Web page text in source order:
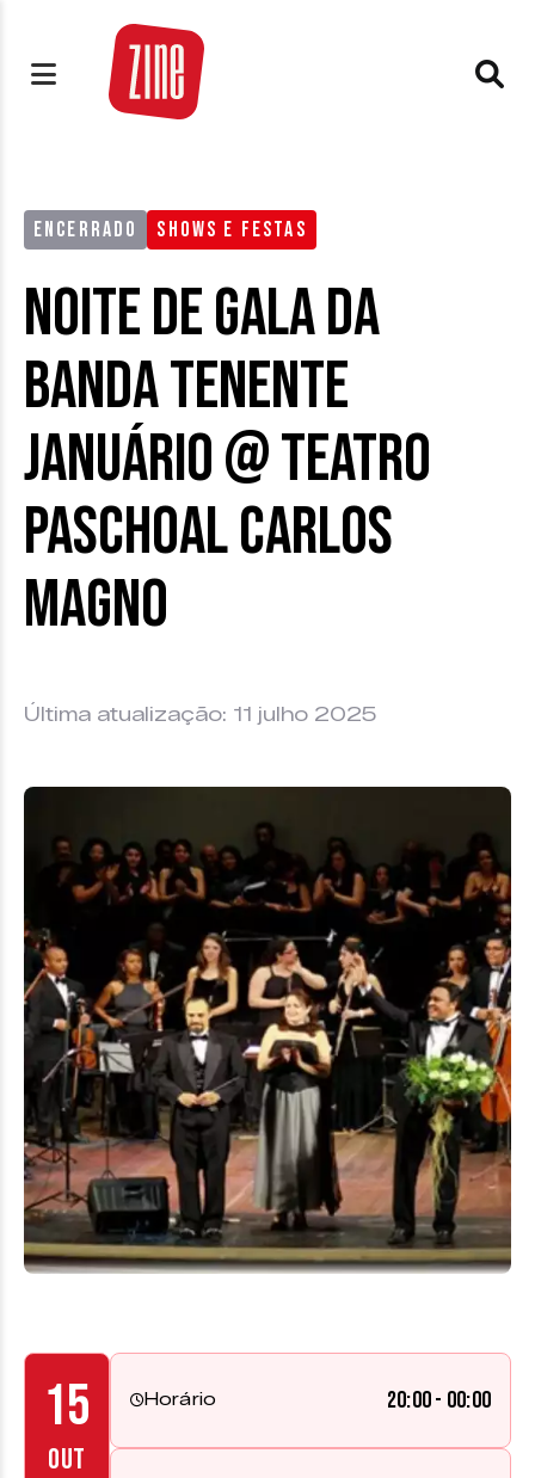
ENCERRADO SHOWS E FESTAS
Noite De Gala da
Banda Tenente
Januário @ Teatro
Paschoal Carlos
Magno
Última atualização: 11 julho 2025
15
OUT
Horário 20:00 - 00:00